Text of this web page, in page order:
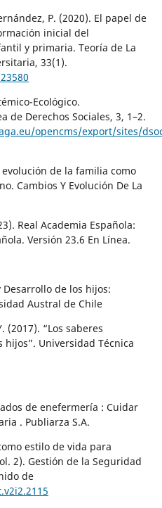
P. (2020). El papel de
inicial del
y primaria. Teoría de La
33(1).
Ecológico.
de Derechos Sociales, 3, 1–2.
opencms/export/sites/
evolución de la familia como
Cambios Y Evolución De La
Real Academia Española:
Versión 23.6 En Línea.
Desarrollo de los hijos:
Austral de Chile
(2017). “Los saberes
Universidad Técnica
de enefermería : Cuidar
. Publiarza S.A.
estilo de vida para
2). Gestión de la Seguridad
de